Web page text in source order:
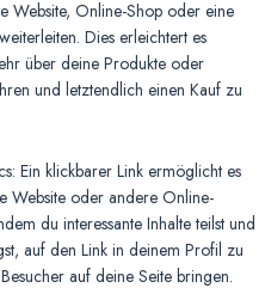
Website, Online-Shop oder eine
Dies erleichtert es
über deine Produkte oder
und letztendlich einen Kauf zu
Ein klickbarer Link ermöglicht es
Website oder andere Online-
du interessante Inhalte teilst und
auf den Link in deinem Profil zu
auf deine Seite bringen.